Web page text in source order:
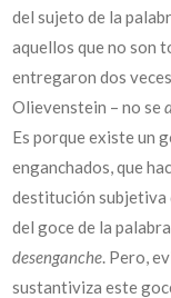
del sujeto de la
aquellos que no son
entregaron dos
Olievenstein – no se
Es porque existe un
enganchados, que
destitución subjetiva
del goce de la
desenganche. Pero,
sustantiviza este